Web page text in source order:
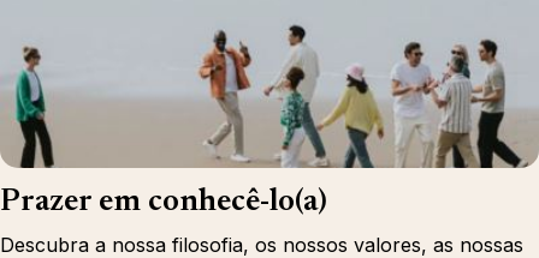
Prazer em conhecê-lo(a)
Descubra a nossa filosofia, os nossos valores, as nossas